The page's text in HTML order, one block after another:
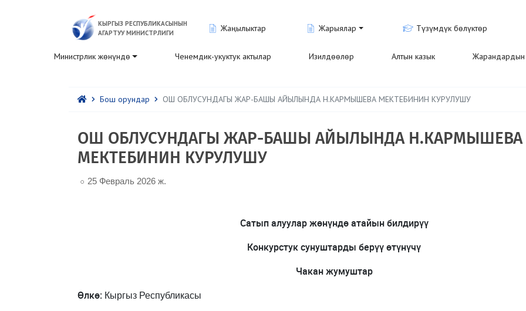
КЫРГЫЗ РЕСПУБЛИКАСЫНЫН
АГАРТУУ МИНИСТРЛИГИ
Жаңылыктар Жарыялар Түзүмдүк бөлүктөр
Министрлик жөнүндө Ченемдик-укуктук актылар Изилдөөлөр Алтын казык Жарандардын
Бош орундар ОШ ОБЛУСУНДАГЫ ЖАР-БАШЫ АЙЫЛЫНДА Н.КАРМЫШЕВА МЕКТЕБИНИН КУРУЛУШУ
ОШ ОБЛУСУНДАГЫ ЖАР-БАШЫ АЙЫЛЫНДА Н.КАРМЫШЕВА
МЕКТЕБИНИН КУРУЛУШУ
25 Февраль 2026 ж.
Сатып алуулар жөнүндө атайын билдирүү
Конкурстук сунуштарды берүү өтүнүчү
Чакан жумуштар
Өлкө: Кыргыз Республикасы